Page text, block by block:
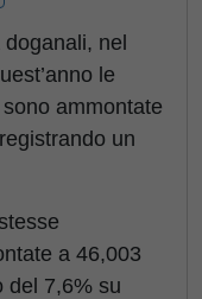
nel
le
sono ammontate
un
a 46,003
del 7,6% su